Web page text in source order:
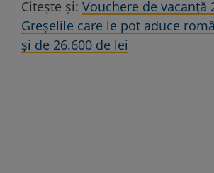
Citeşte şi: Vouchere de vacanță
Greșelile care le pot aduce
și de 26.600 de lei